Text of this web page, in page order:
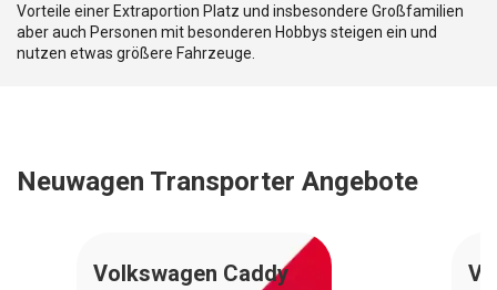
Vorteile einer Extraportion Platz und insbesondere Großfamilien
aber auch Personen mit besonderen Hobbys steigen ein und
nutzen etwas größere Fahrzeuge.
Neuwagen Transporter Angebote
Volkswagen Caddy